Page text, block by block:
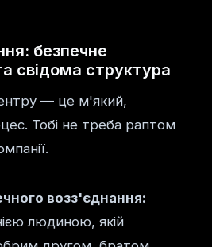
безпечне
свідома структура
— це м'який,
Тобі не треба раптом
возз'єднання:
людиною, якій